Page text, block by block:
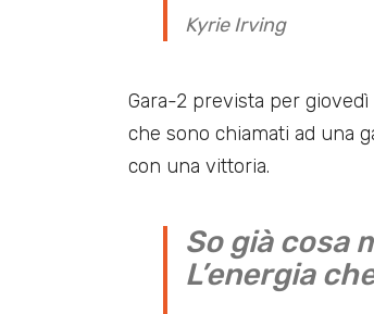
Kyrie Irving
Gara-2 prevista per
che sono chiamati ad una
con una vittoria.
So già cosa
L’energia